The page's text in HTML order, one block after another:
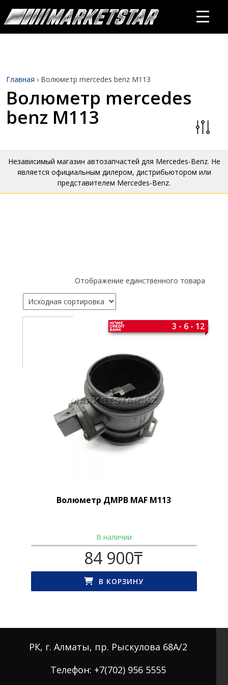
Главная › Волюметр mercedes benz M113
Волюметр mercedes
benz M113
Независимый магазин автозапчастей для Mercedes-Benz. Не
является официальным дилером, дистрибьютором или
представителем Mercedes-Benz.
Отображение единственного товара
Волюметр ДМРВ MAF M113
3 - 6 - 12
В наличии
84 900₸
В КОРЗИНУ
РК, г. Алматы, пр. Рыскулова 68А/2
Телефон: +7(702) 956 5555